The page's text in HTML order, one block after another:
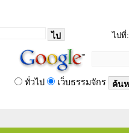
ไปที่:
ทั่วไป เว็บธรรมจักร